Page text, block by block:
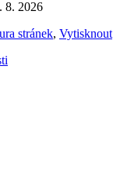
8. 2026
stránek, Vytisknout